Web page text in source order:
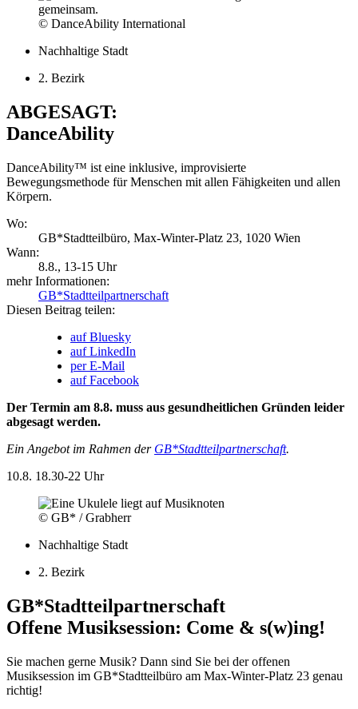
© DanceAbility International
Nachhaltige Stadt
2. Bezirk
ABGESAGT:
DanceAbility
DanceAbility™ ist eine inklusive, improvisierte
Bewegungsmethode für Menschen mit allen Fähigkeiten und allen
Körpern.
Wo:
GB*Stadtteilbüro, Max-Winter-Platz 23, 1020 Wien
Wann:
8.8., 13-15 Uhr
mehr Informationen:
GB*Stadtteilpartnerschaft
Diesen Beitrag teilen:
auf Bluesky
auf LinkedIn
per E-Mail
auf Facebook
Der Termin am 8.8. muss aus gesundheitlichen Gründen leider
abgesagt werden.
Ein Angebot im Rahmen der GB*Stadtteilpartnerschaft.
10.8. 18.30-22 Uhr
© GB* / Grabherr
Nachhaltige Stadt
2. Bezirk
GB*Stadtteilpartnerschaft
Offene Musiksession: Come & s(w)ing!
Sie machen gerne Musik? Dann sind Sie bei der offenen
Musiksession im GB*Stadtteilbüro am Max-Winter-Platz 23 genau
richtig!